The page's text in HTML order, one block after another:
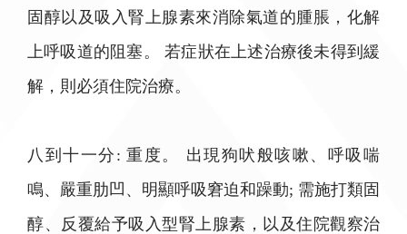
固醇以及吸入腎上腺素來消除氣道的腫脹，化解
上呼吸道的阻塞。 若症狀在上述治療後未得到緩
解，則必須住院治療。
八到十一分: 重度。 出現狗吠般咳嗽、呼吸喘
鳴、嚴重肋凹、明顯呼吸窘迫和躁動; 需施打類固
醇、反覆給予吸入型腎上腺素，以及住院觀察治